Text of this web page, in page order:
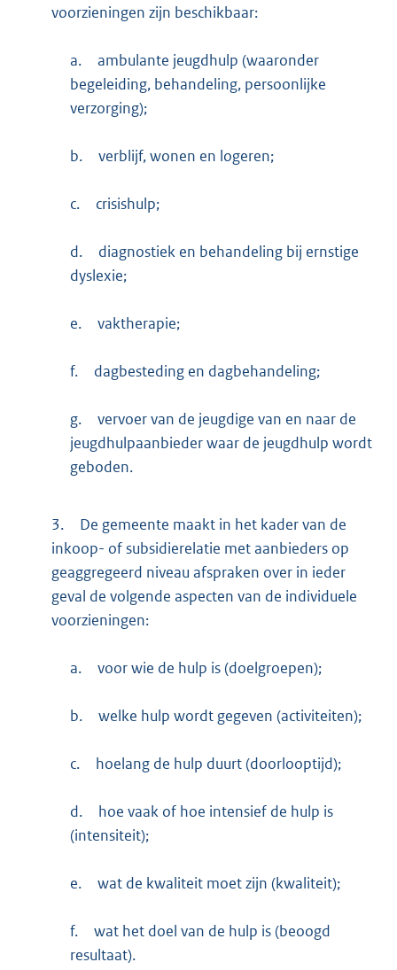
voorzieningen zijn beschikbaar:
a.
ambulante jeugdhulp (waaronder
begeleiding, behandeling, persoonlijke
verzorging);
b. verblijf, wonen en logeren;
c. crisishulp;
d.
diagnostiek en behandeling bij ernstige
dyslexie;
e. vaktherapie;
f. dagbesteding en dagbehandeling;
g.
vervoer van de jeugdige van en naar de
jeugdhulpaanbieder waar de jeugdhulp wordt
geboden.
3.
De gemeente maakt in het kader van de
inkoop- of subsidierelatie met aanbieders op
geaggregeerd niveau afspraken over in ieder
geval de volgende aspecten van de individuele
voorzieningen:
a. voor wie de hulp is (doelgroepen);
b. welke hulp wordt gegeven (activiteiten);
c. hoelang de hulp duurt (doorlooptijd);
d.
hoe vaak of hoe intensief de hulp is
(intensiteit);
e. wat de kwaliteit moet zijn (kwaliteit);
f.
wat het doel van de hulp is (beoogd
resultaat).